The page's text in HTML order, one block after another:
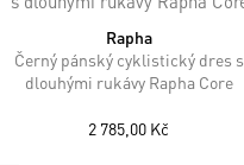
Rapha
Černý pánský cyklistický dres s
dlouhými rukávy Rapha Core
2 785,00 Kč